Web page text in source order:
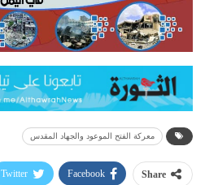
معركة الفتح الموعود والجهاد المقدس
Share
Facebook
Twitter